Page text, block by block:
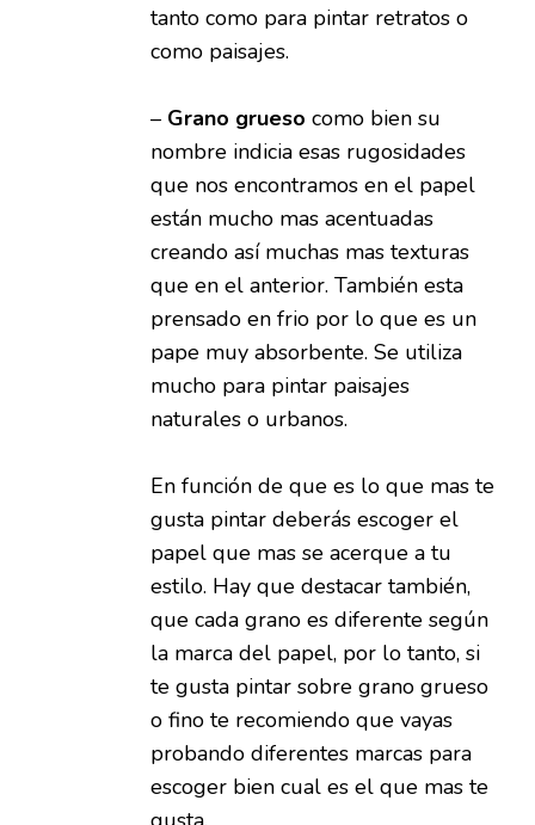
tanto como para pintar retratos o
como paisajes.
– Grano grueso como bien su
nombre indicia esas rugosidades
que nos encontramos en el papel
están mucho mas acentuadas
creando así muchas mas texturas
que en el anterior. También esta
prensado en frio por lo que es un
pape muy absorbente. Se utiliza
mucho para pintar paisajes
naturales o urbanos.
En función de que es lo que mas te
gusta pintar deberás escoger el
papel que mas se acerque a tu
estilo. Hay que destacar también,
que cada grano es diferente según
la marca del papel, por lo tanto, si
te gusta pintar sobre grano grueso
o fino te recomiendo que vayas
probando diferentes marcas para
escoger bien cual es el que mas te